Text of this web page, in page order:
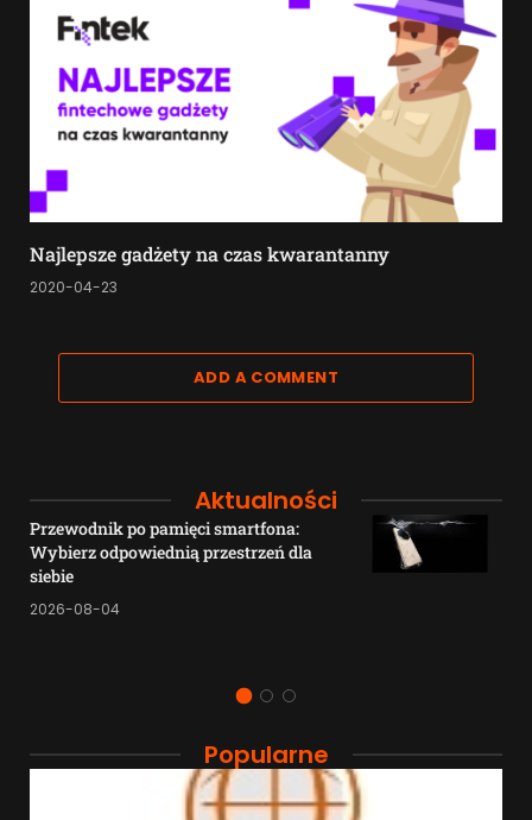
Najlepsze gadżety na czas kwarantanny
2020-04-23
ADD A COMMENT
Aktualności
Przewodnik po pamięci smartfona:
Wybierz odpowiednią przestrzeń dla
siebie
2026-08-04
Popularne